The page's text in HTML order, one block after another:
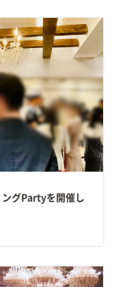
ングPartyを開催し